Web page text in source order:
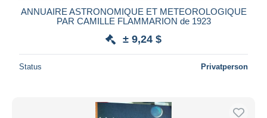
ANNUAIRE ASTRONOMIQUE ET METEOROLOGIQUE
PAR CAMILLE FLAMMARION de 1923
± 9,24 $
Status Privatperson